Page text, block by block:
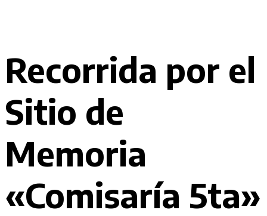
Recorrida por el
Sitio de
Memoria
«Comisaría 5ta»